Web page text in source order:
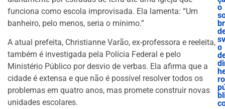
funciona como escola improvisada. Ela lamenta: “Um
banheiro, pelo menos, seria o mínimo.”
A atual prefeita, Christianne Varão, ex-professora e reeleita,
também é investigada pela Polícia Federal e pelo
Ministério Público por desvio de verbas. Ela afirma que a
cidade é extensa e que não é possível resolver todos os
problemas em quatro anos, mas promete construir novas
unidades escolares.
o
o
ro